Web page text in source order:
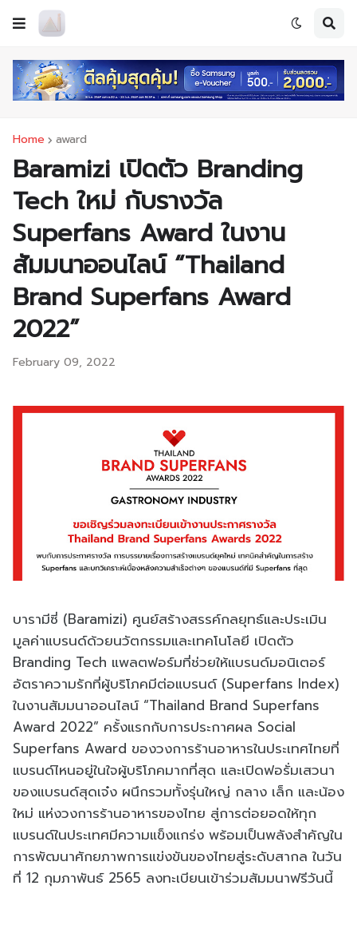
Home award
Baramizi เปิดตัว Branding
Tech ใหม่ กับรางวัล
Superfans Award ในงาน
สัมมนาออนไลน์ “Thailand
Brand Superfans Award
2022”
February 09, 2022
บารามีซี่ (Baramizi) ศูนย์สร้างสรรค์กลยุทธ์และประเมิน
มูลค่าแบรนด์ด้วยนวัตกรรมและเทคโนโลยี เปิดตัว
Branding Tech แพลตฟอร์มที่ช่วยให้แบรนด์มอนิเตอร์
อัตราความรักที่ผู้บริโภคมีต่อแบรนด์ (Superfans Index)
ในงานสัมมนาออนไลน์ “Thailand Brand Superfans
Award 2022” ครั้งแรกกับการประกาศผล Social
Superfans Award ของวงการร้านอาหารในประเทศไทยที่
แบรนด์ไหนอยู่ในใจผู้บริโภคมากที่สุด และเปิดฟอรั่มเสวนา
ของแบรนด์สุดเจ๋ง ผนึกรวมทั้งรุ่นใหญ่ กลาง เล็ก และน้อง
ใหม่ แห่งวงการร้านอาหารของไทย สู่การต่อยอดให้ทุก
แบรนด์ในประเทศมีความแข็งแกร่ง พร้อมเป็นพลังสําคัญใน
การพัฒนาศักยภาพการแข่งขันของไทยสู่ระดับสากล ในวัน
ที่ 12 กุมภาพันธ์ 2565 ลงทะเบียนเข้าร่วมสัมมนาฟรีวันนี้